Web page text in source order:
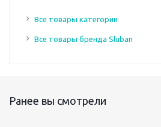
Все товары категории
Все товары бренда Sluban
Ранее вы смотрели